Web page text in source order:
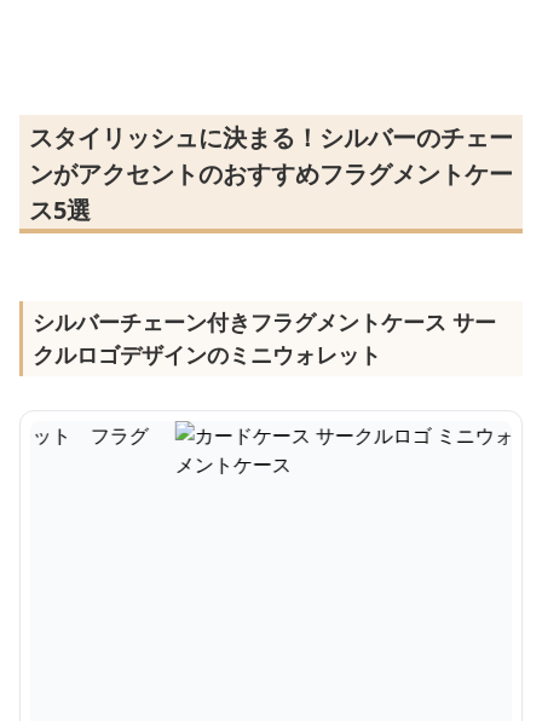
スタイリッシュに決まる！シルバーのチェー
ンがアクセントのおすすめフラグメントケー
ス5選
シルバーチェーン付きフラグメントケース サー
クルロゴデザインのミニウォレット